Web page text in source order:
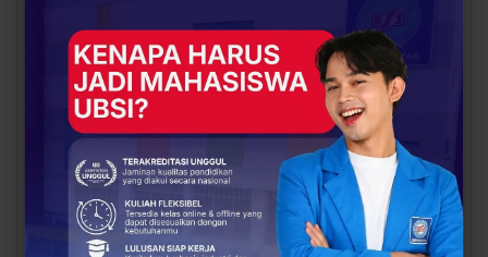
Unjuk Gigi di
PERTAMUDA 2026, Ikuti…
BCC & BEC Sukses Gelar
“Come…
BERITA
Proses Belajar di UBSI
Dosen Pembimbing